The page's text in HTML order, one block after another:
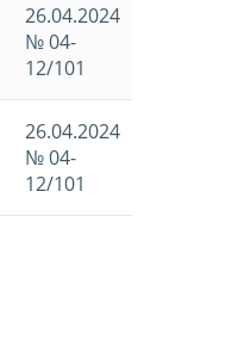
26.04.2024
№ 04-
12/101
26.04.2024
№ 04-
12/101